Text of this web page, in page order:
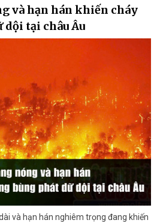
và hạn hán khiến cháy
tại châu Âu
và hạn hán nghiêm trọng đang khiến